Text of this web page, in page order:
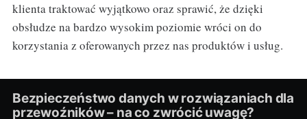
klienta traktować wyjątkowo oraz sprawić, że dzięki
obsłudze na bardzo wysokim poziomie wróci on do
korzystania z oferowanych przez nas produktów i usług.
Bezpieczeństwo danych w rozwiązaniach dla
przewoźników – na co zwrócić uwagę?